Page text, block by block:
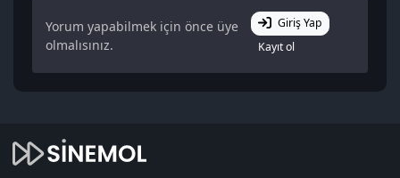
Yorum yapabilmek için önce üye
olmalısınız.
Giriş Yap
Kayıt ol